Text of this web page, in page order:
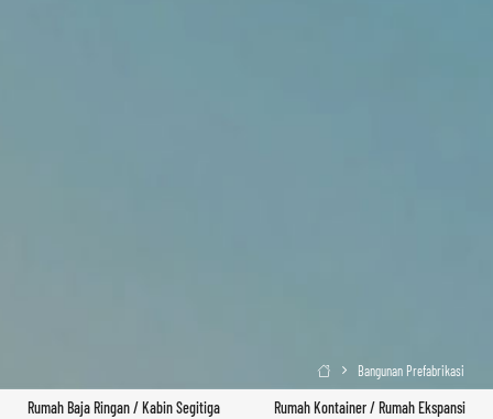
 Bangunan Prefabrikasi
Rumah Baja Ringan / Kabin Segitiga
Rumah Kontainer / Rumah Ekspansi